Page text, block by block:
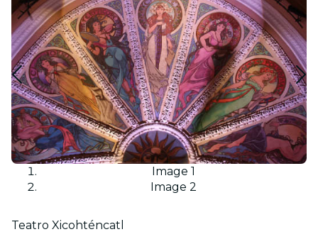
Image 1
Image 2
Teatro Xicohténcatl